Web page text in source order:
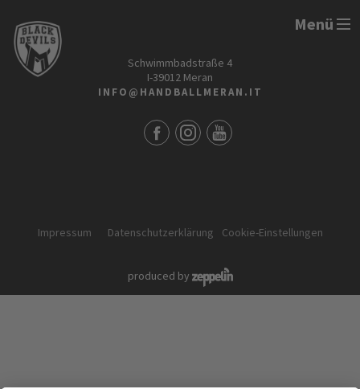
Menü
Schwimmbadstraße 4
I-39012 Meran
INFO@HANDBALLMERAN.IT
Impressum Datenschutzerklärung Cookie-Einstellungen
produced by